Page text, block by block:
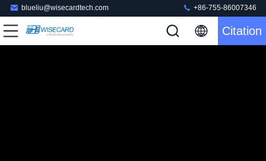
blueliu@wisecardtech.com +86-755-86007346
Citation